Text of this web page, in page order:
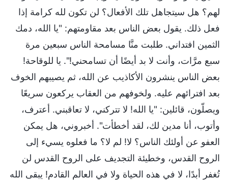
لهم؟ هل سيتجاهل تلك الأفعال؟ لن تكون لله كرامة إذا
فعل ذلك. يقول بعض الناس بعد مقاومتهم: "يا الله، دمك
الثمين افتداني. طلبت منَّا مسامحة الناس سبعين مرة
سبع مرَّات، وأنت لا بد أيضًا أن تسامحني!". يا للوقاحة!
بعض الناس ينشرون الأكاذيب عن الله، ثم يصيبهم الخوف
بعد افترائهم عليه. ولخوفهم من العقاب يركعون سريعًا
ويصلّون، قائلين: "يا الله! لا تتركني، لا تعاقبني. أعترف،
وأتوب، أنا مدين لك، لقد أخطأت". أخبروني، هل يمكن
العفو عن أولئك الناس؟ لا! لم لا؟ ما فعلوه يسيء إلى
الروح القدس، وخطيئة التجديف على الروح القدس لن
تُغفر أبدًا، لا في هذه الحياة ولا في العالم القادم! يبقى الله